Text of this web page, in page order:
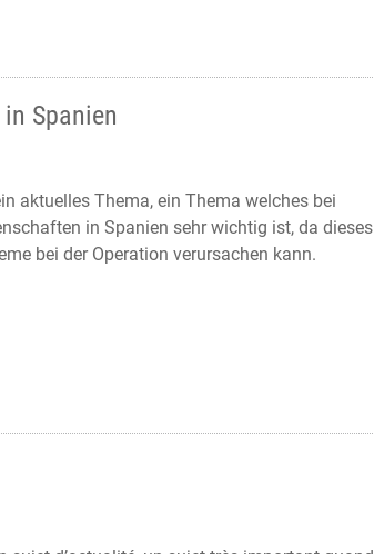
Spanien
aktuelles Thema, ein Thema welches bei
in Spanien sehr wichtig ist, da dieses
bei der Operation verursachen kann.